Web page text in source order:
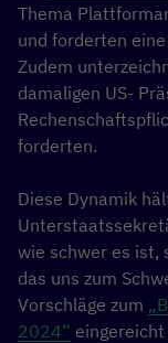
Thema
und forderten
Zudem
damaligen US-
forderten.
Diese Dynamik
wie schwer es ist,
das uns zum
Vorschläge zum
2024“